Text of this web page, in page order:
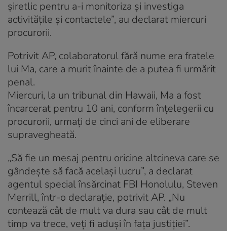
șiretlic pentru a-i monitoriza și investiga
activitățile și contactele”, au declarat miercuri
procurorii.
Potrivit AP, colaboratorul fără nume era fratele
lui Ma, care a murit înainte de a putea fi urmărit
penal.
Miercuri, la un tribunal din Hawaii, Ma a fost
încarcerat pentru 10 ani, conform înțelegerii cu
procurorii, urmați de cinci ani de eliberare
supravegheată.
„Să fie un mesaj pentru oricine altcineva care se
gândește să facă același lucru”, a declarat
agentul special însărcinat FBI Honolulu, Steven
Merrill, într-o declarație, potrivit AP. „Nu
contează cât de mult va dura sau cât de mult
timp va trece, veți fi aduși în fața justiției”.